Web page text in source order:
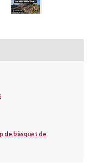
de bàsquet de